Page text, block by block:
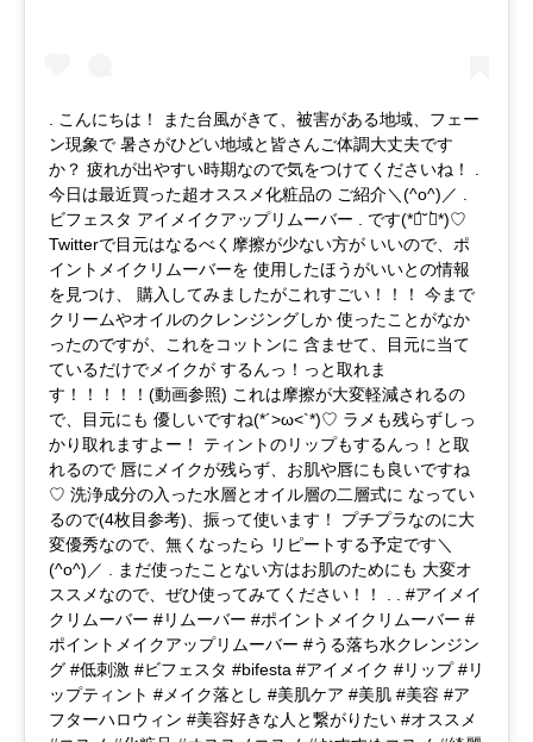
. こんにちは！ また台風がきて、被害がある地域、フェー
ン現象で 暑さがひどい地域と皆さんご体調大丈夫です
か？ 疲れが出やすい時期なので気をつけてくださいね！ .
今日は最近買った超オススメ化粧品の ご紹介＼(^o^)／ .
ビフェスタ アイメイクアップリムーバー . です(*ฅ́˘ฅ̀*)♡
Twitterで目元はなるべく摩擦が少ない方が いいので、ポ
イントメイクリムーバーを 使用したほうがいいとの情報
を見つけ、 購入してみましたがこれすごい！！！ 今まで
クリームやオイルのクレンジングしか 使ったことがなか
ったのですが、これをコットンに 含ませて、目元に当て
ているだけでメイクが するんっ！っと取れま
す！！！！！(動画参照) これは摩擦が大変軽減されるの
で、目元にも 優しいですね(*´>ω<`*)♡ ラメも残らずしっ
かり取れますよー！ ティントのリップもするんっ！と取
れるので 唇にメイクが残らず、お肌や唇にも良いですね
♡ 洗浄成分の入った水層とオイル層の二層式に なってい
るので(4枚目参考)、振って使います！ プチプラなのに大
変優秀なので、無くなったら リピートする予定です＼
(^o^)／ . まだ使ったことない方はお肌のためにも 大変オ
ススメなので、ぜひ使ってみてください！！ . . #アイメイ
クリムーバー #リムーバー #ポイントメイクリムーバー #
ポイントメイクアップリムーバー #うる落ち水クレンジン
グ #低刺激 #ビフェスタ #bifesta #アイメイク #リップ #リ
ップティント #メイク落とし #美肌ケア #美肌 #美容 #ア
フターハロウィン #美容好きな人と繋がりたい #オススメ